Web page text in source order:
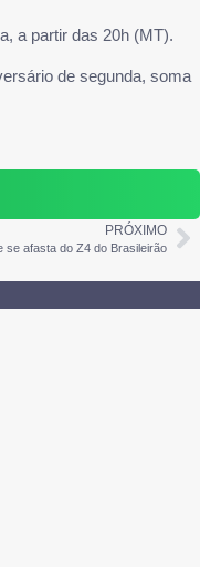
a partir das 20h (MT).
de segunda, soma
PRÓXIMO
se afasta do Z4 do Brasileirão